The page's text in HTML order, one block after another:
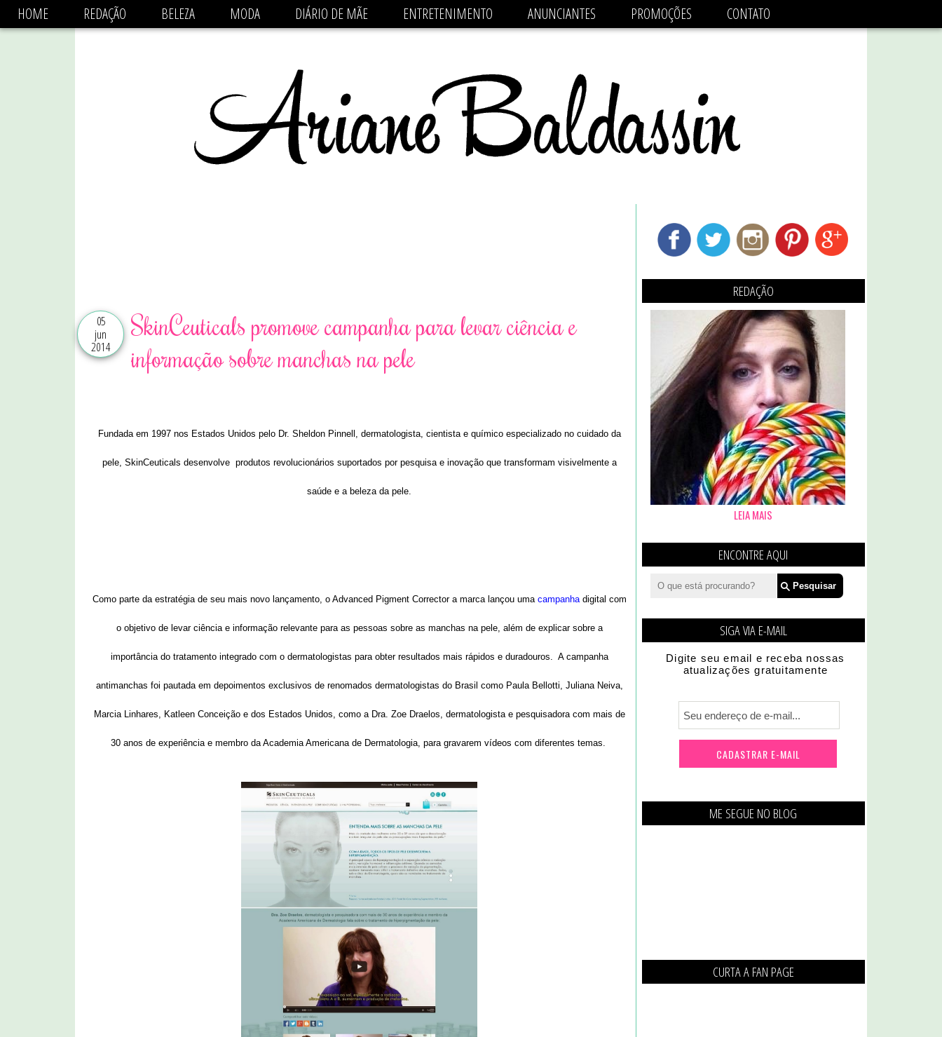
async='async' data-ad-client='ca-pub-1470782825684808' src='https://pagead2.googlesyndication.com/pagead/js/adsbygoogle.js'/>
HOME REDAÇÃO BELEZA MODA DIÁRIO DE MÃE ENTRETENIMENTO ANUNCIANTES PROMOÇÕES CONTATO
05
jun
2014
SkinCeuticals promove campanha para levar ciência e
informação sobre manchas na pele
Fundada em 1997 nos Estados Unidos pelo Dr. Sheldon Pinnell, dermatologista, cientista e químico especializado no cuidado da
pele, SkinCeuticals desenvolve produtos revolucionários suportados por pesquisa e inovação que transformam visivelmente a
saúde e a beleza da pele.
Como parte da estratégia de seu mais novo lançamento, o Advanced Pigment Corrector a marca lançou uma campanhadigital com
o objetivo de levar ciência e informação relevante para as pessoas sobre as manchas na pele, além de explicar sobre a
importância do tratamento integrado com o dermatologistas para obter resultados mais rápidos e duradouros. A campanha
antimanchas foi pautada em depoimentos exclusivos de renomados dermatologistas do Brasil como Paula Bellotti, Juliana Neiva,
Marcia Linhares, Katleen Conceição e dos Estados Unidos, como a Dra. Zoe Draelos, dermatologista e pesquisadora com mais de
30 anos de experiência e membro da Academia Americana de Dermatologia, para gravarem vídeos com diferentes temas.
REDAÇÃO
LEIA MAIS
ENCONTRE AQUI
SIGA VIA E-MAIL
Digite seu email e receba nossas
atualizações gratuitamente
ME SEGUE NO BLOG
CURTA A FAN PAGE